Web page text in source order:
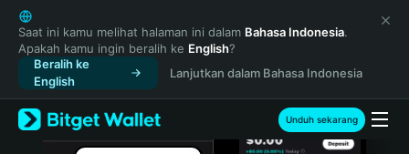
English
日本語
Tiếng Việt
Русский
Español (Latinoamérica)
Türkçe
Italiano
Saat ini kamu melihat halaman ini dalam Bahasa Indonesia.
Apakah kamu ingin beralih ke English?
Beralih ke
English
Lanjutkan dalam Bahasa Indonesia
Unduh sekarang